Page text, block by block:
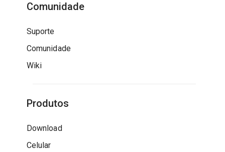
Comunidade
Suporte
Comunidade
Wiki
Produtos
Download
Celular